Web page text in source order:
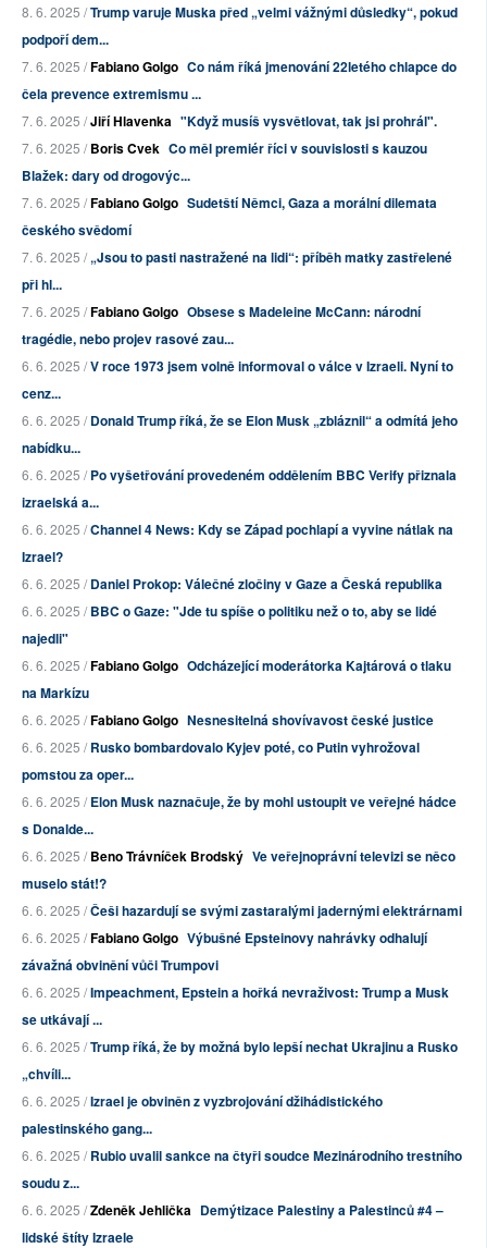
8. 6. 2025 /Trump varuje Muska před „velmi vážnými důsledky“, pokud
podpoří dem...
7. 6. 2025 /Fabiano Golgo Co nám říká jmenování 22letého chlapce do
čela prevence extremismu ...
7. 6. 2025 /Jiří Hlavenka "Když musíš vysvětlovat, tak jsi prohrál".
7. 6. 2025 /Boris Cvek Co měl premiér říci v souvislosti s kauzou
Blažek: dary od drogovýc...
7. 6. 2025 /Fabiano Golgo Sudetští Němci, Gaza a morální dilemata
českého svědomí
7. 6. 2025 /„Jsou to pasti nastražené na lidi“: příběh matky zastřelené
při hl...
7. 6. 2025 /Fabiano Golgo Obsese s Madeleine McCann: národní
tragédie, nebo projev rasové zau...
6. 6. 2025 /V roce 1973 jsem volně informoval o válce v Izraeli. Nyní to
cenz...
6. 6. 2025 /Donald Trump říká, že se Elon Musk „zbláznil“ a odmítá jeho
nabídku...
6. 6. 2025 /Po vyšetřování provedeném oddělením BBC Verify přiznala
izraelská a...
6. 6. 2025 /Channel 4 News: Kdy se Západ pochlapí a vyvine nátlak na
Izrael?
6. 6. 2025 /Daniel Prokop: Válečné zločiny v Gaze a Česká republika
6. 6. 2025 /BBC o Gaze: "Jde tu spíše o politiku než o to, aby se lidé
najedli"
6. 6. 2025 /Fabiano Golgo Odcházející moderátorka Kajtárová o tlaku
na Markízu
6. 6. 2025 /Fabiano Golgo Nesnesitelná shovívavost české justice
6. 6. 2025 /Rusko bombardovalo Kyjev poté, co Putin vyhrožoval
pomstou za oper...
6. 6. 2025 /Elon Musk naznačuje, že by mohl ustoupit ve veřejné hádce
s Donalde...
6. 6. 2025 /Beno Trávníček Brodský Ve veřejnoprávní televizi se něco
muselo stát!?
6. 6. 2025 /Češi hazardují se svými zastaralými jadernými elektrárnami
6. 6. 2025 /Fabiano Golgo Výbušné Epsteinovy nahrávky odhalují
závažná obvinění vůči Trumpovi
6. 6. 2025 /Impeachment, Epstein a hořká nevraživost: Trump a Musk
se utkávají ...
6. 6. 2025 /Trump říká, že by možná bylo lepší nechat Ukrajinu a Rusko
„chvíli...
6. 6. 2025 /Izrael je obviněn z vyzbrojování džihádistického
palestinského gang...
6. 6. 2025 /Rubio uvalil sankce na čtyři soudce Mezinárodního trestního
soudu z...
6. 6. 2025 /Zdeněk Jehlička Demýtizace Palestiny a Palestinců #4 –
lidské štíty Izraele